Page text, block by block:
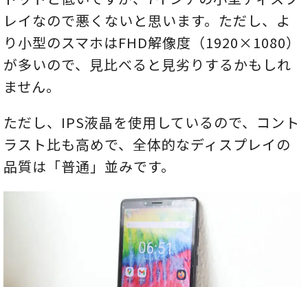
レイなので悪くないと思います。ただし、よ
り小型のスマホはFHD解像度（1920×1080）
が多いので、見比べると見劣りするかもしれ
ません。
ただし、IPS液晶を使用しているので、コント
ラスト比も高めで、全体的なディスプレイの
品質は「普通」並みです。